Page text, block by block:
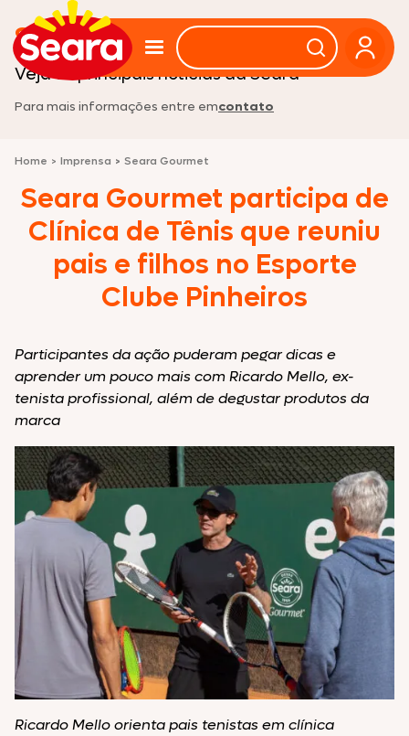
Sala de imprensa
Veja as principais noticias da Seara
Para mais informações entre emcontato
Home > Imprensa > Seara Gourmet
Seara Gourmet participa de
Clínica de Tênis que reuniu
pais e filhos no Esporte
Clube Pinheiros
Participantes da ação puderam pegar dicas e
aprender um pouco mais com Ricardo Mello, ex-
tenista profissional, além de degustar produtos da
marca
Ricardo Mello orienta pais tenistas em clínica